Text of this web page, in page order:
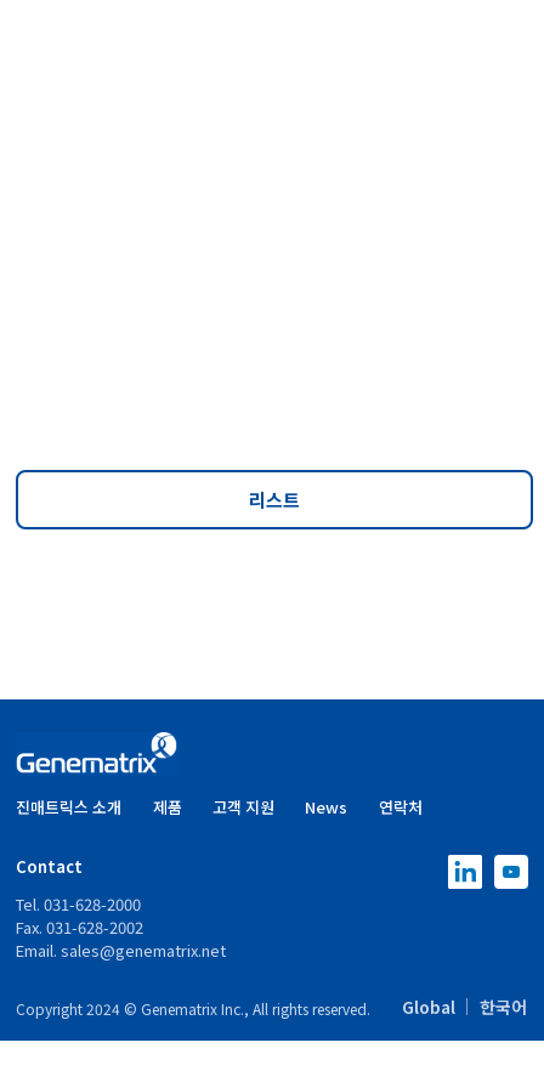
리스트
진매트릭스 소개 제품 고객 지원 News 연락처
Contact
Tel. 031-628-2000
Fax. 031-628-2002
Email.sales@genematrix.net
Global 한국어
Copyright 2024 © Genematrix Inc., All rights reserved.